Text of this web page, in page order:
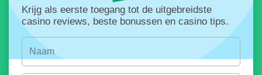
Krijg als eerste toegang tot de uitgebreidste
casino reviews, beste bonussen en casino tips.